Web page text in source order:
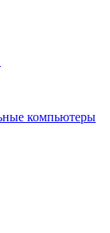
компьютеры